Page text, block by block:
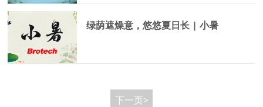
绿荫遮燥意，悠悠夏日长 | 小暑
下一页>